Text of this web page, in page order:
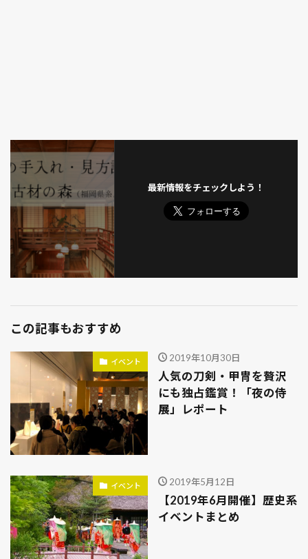
最新情報をチェックしよう！
この記事もおすすめ
イベント 2019年10月30日
人気の刀剣・甲冑を贅沢
にも独占鑑賞！「夜の侍
展」レポート
イベント 2019年5月12日
【2019年6月開催】歴史系
イベントまとめ